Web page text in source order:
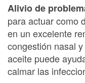
Alivio de
para actuar como
en un excelente
congestión nasal
aceite puede
calmar las